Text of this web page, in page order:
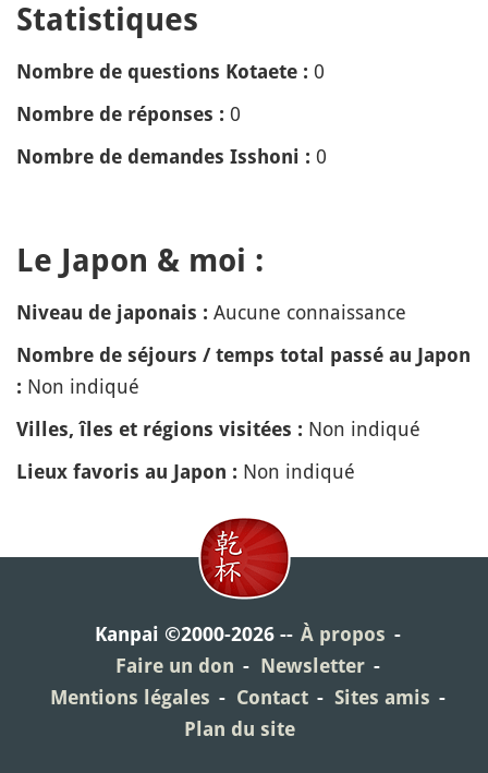
Statistiques
Nombre de questions Kotaete : 0
Nombre de réponses : 0
Nombre de demandes Isshoni : 0
Le Japon & moi :
Niveau de japonais : Aucune connaissance
Nombre de séjours / temps total passé au Japon
: Non indiqué
Villes, îles et régions visitées : Non indiqué
Lieux favoris au Japon : Non indiqué
Kanpai ©2000-2026
À propos
Faire un don
Newsletter
Mentions légales
Contact
Sites amis
Plan du site